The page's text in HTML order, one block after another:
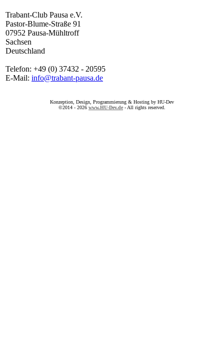
Trabant-Club Pausa e.V.
Pastor-Blume-Straße 91
07952 Pausa-Mühltroff
Sachsen
Deutschland
Telefon: +49 (0) 37432 - 20595
E-Mail: info@trabant-pausa.de
Konzeption, Design, Programmierung & Hosting by HU-Dev
©2014 - 2026 www.HU-Dev.de - All rights reserved.